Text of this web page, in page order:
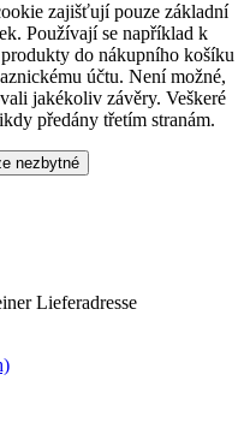
zajišťují pouze základní
Používají se například k
do nákupního košíku
účtu. Není možné,
jakékoliv závěry. Veškeré
předány třetím stranám.
nezbytné
Lieferadresse